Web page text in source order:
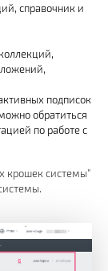
справочник и
подписок
обратиться
по работе с
крошек системы"